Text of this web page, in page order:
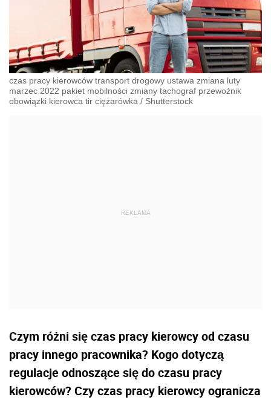
czas pracy kierowców transport drogowy ustawa zmiana luty
marzec 2022 pakiet mobilności zmiany tachograf przewoźnik
obowiązki kierowca tir ciężarówka / Shutterstock
Czym różni się czas pracy kierowcy od czasu
pracy innego pracownika? Kogo dotyczą
regulacje odnoszące się do czasu pracy
kierowców? Czy czas pracy kierowcy ogranicza